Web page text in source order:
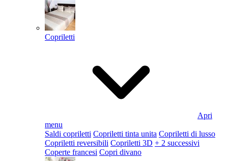
Copriletti
Apri
menu
Saldi copriletti Copriletti tinta unita Copriletti di lusso
Copriletti reversibili Copriletti 3D + 2 successivi
Coperte francesi Copri divano